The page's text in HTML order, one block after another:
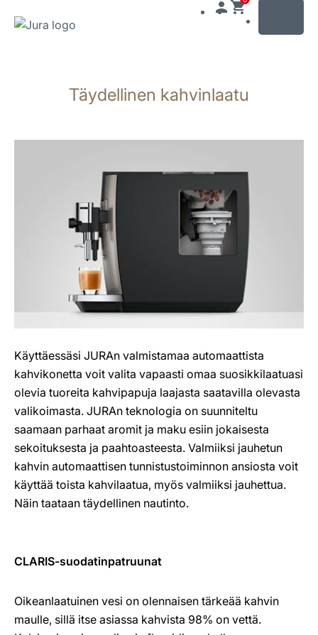
Täydellinen kahvinlaatu
Käyttäessäsi JURAn valmistamaa automaattista
kahvikonetta voit valita vapaasti omaa suosikkilaatuasi
olevia tuoreita kahvipapuja laajasta saatavilla olevasta
valikoimasta. JURAn teknologia on suunniteltu
saamaan parhaat aromit ja maku esiin jokaisesta
sekoituksesta ja paahtoasteesta. Valmiiksi jauhetun
kahvin automaattisen tunnistustoiminnon ansiosta voit
käyttää toista kahvilaatua, myös valmiiksi jauhettua.
Näin taataan täydellinen nautinto.
CLARIS-suodatinpatruunat
Oikeanlaatuinen vesi on olennaisen tärkeää kahvin
maulle, sillä itse asiassa kahvista 98% on vettä.